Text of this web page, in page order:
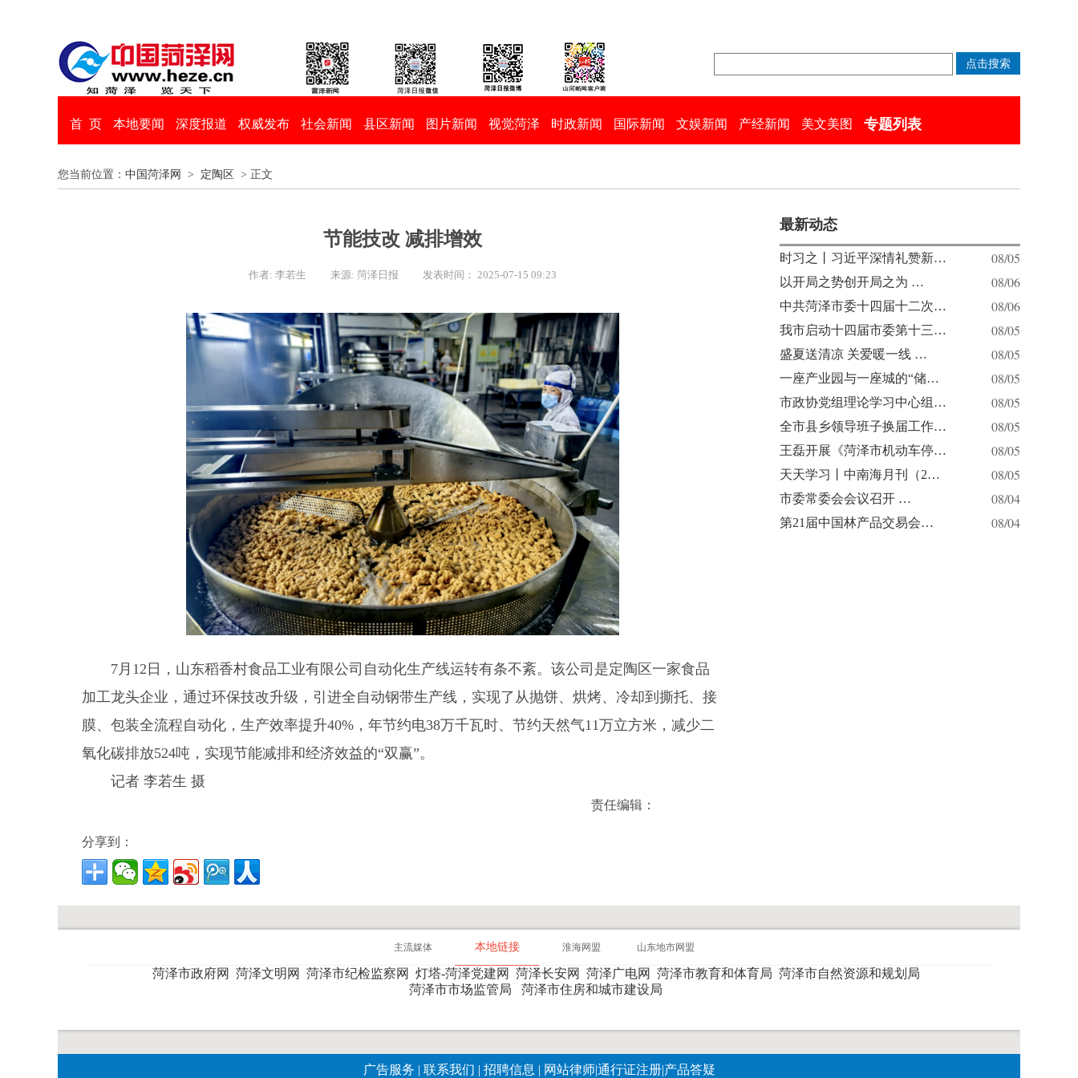
首 页 本地要闻 深度报道 权威发布 社会新闻 县区新闻 图片新闻 视觉菏泽 时政新闻 国际新闻 文娱新闻 产经新闻 美文美图 专题列表
您当前位置： 中国菏泽网 > 定陶区 > 正文
节能技改 减排增效
作者: 李若生 来源: 菏泽日报 发表时间： 2025-07-15 09:23
7月12日，山东稻香村食品工业有限公司自动化生产线运转有条不紊。该公司是定陶区一家食品
加工龙头企业，通过环保技改升级，引进全自动钢带生产线，实现了从抛饼、烘烤、冷却到撕托、接
膜、包装全流程自动化，生产效率提升40%，年节约电38万千瓦时、节约天然气11万立方米，减少二
氧化碳排放524吨，实现节能减排和经济效益的“双赢”。
记者 李若生 摄
责任编辑：
分享到：
最新动态
时习之丨习近平深情礼赞新… 08/05
以开局之势创开局之为 … 08/06
中共菏泽市委十四届十二次… 08/06
我市启动十四届市委第十三… 08/05
盛夏送清凉 关爱暖一线 … 08/05
一座产业园与一座城的“储… 08/05
市政协党组理论学习中心组… 08/05
全市县乡领导班子换届工作… 08/05
王磊开展《菏泽市机动车停… 08/05
天天学习丨中南海月刊（2… 08/05
市委常委会会议召开 … 08/04
第21届中国林产品交易会… 08/04
主流媒体 本地链接 淮海网盟 山东地市网盟
菏泽市政府网 菏泽文明网 菏泽市纪检监察网 灯塔-菏泽党建网 菏泽长安网 菏泽广电网 菏泽市教育和体育局 菏泽市自然资源和规划局
菏泽市市场监管局
菏泽市住房和城市建设局
广告服务 | 联系我们 | 招聘信息 | 网站律师|通行证注册|产品答疑